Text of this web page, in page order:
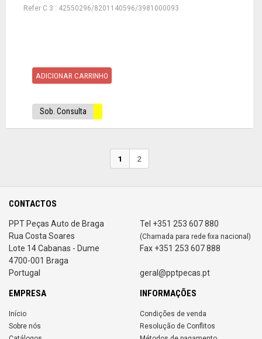
Refer C 3 : 42550296/8201140596/3981000093
ADICIONAR CARRINHO
Sob. Consulta
1 2
CONTACTOS
PPT Peças Auto de Braga
Rua Costa Soares
Lote 14 Cabanas - Dume
4700-001 Braga
Portugal
Tel +351 253 607 880
(Chamada para rede fixa nacional)
Fax +351 253 607 888
geral@pptpecas.pt
EMPRESA
Início
Sobre nós
INFORMAÇÕES
Condições de venda
Resolução de Conflitos